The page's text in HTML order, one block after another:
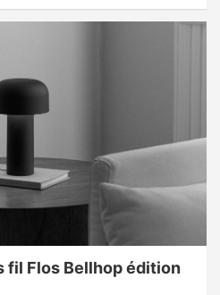
fil Flos Bellhop édition